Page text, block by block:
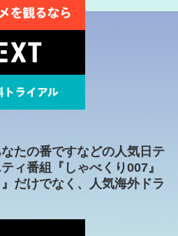
たの番ですなどの人気日テ
ィ番組『しゃべくり007』
だけでなく、人気海外ドラ